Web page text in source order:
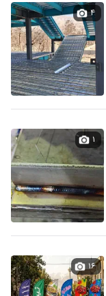
۴
۱
۱۶